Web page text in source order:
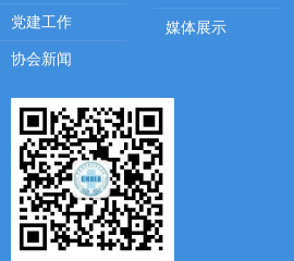
党建工作
协会新闻
媒体展示